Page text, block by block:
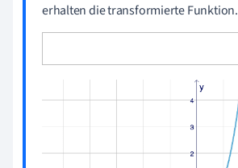
erhalten die transformierte Funktion.